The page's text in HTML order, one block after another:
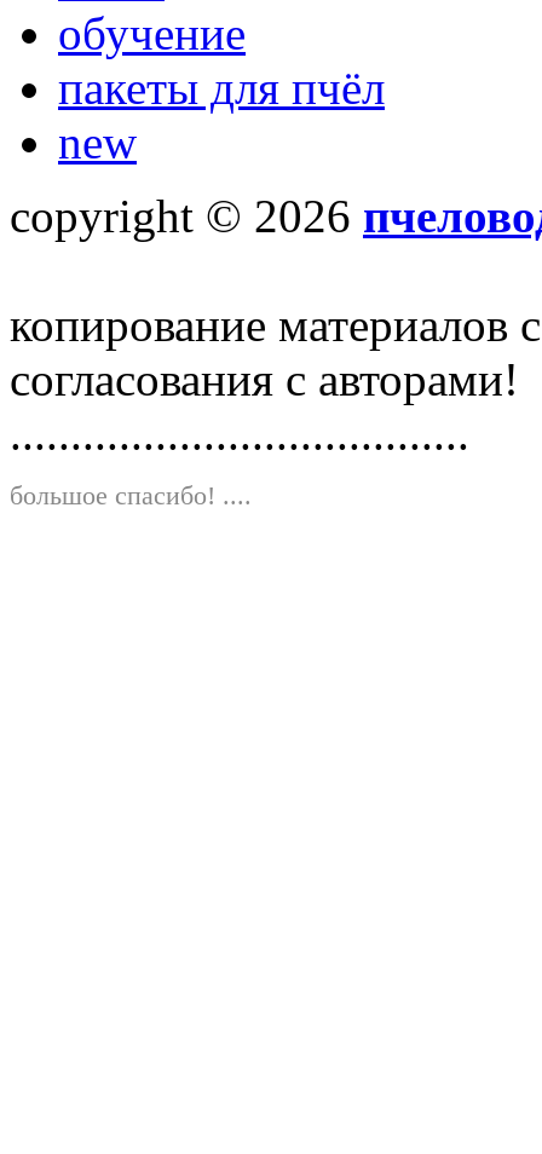
обучение
пакеты для пчёл
new
copyright © 2026
копирование материалов
согласования с авторами!
......................................
большое спасибо! ....